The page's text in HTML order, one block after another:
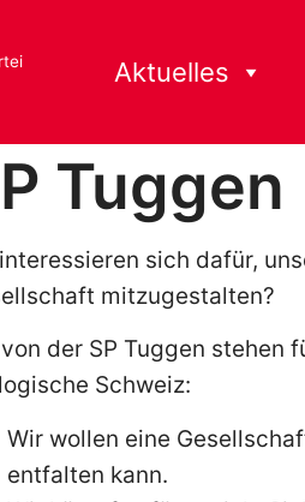
Aktuelles
Tuggen
sich dafür,
mitzugestalten?
der SP Tuggen stehen
Schweiz:
Wir wollen eine
entfalten kann.